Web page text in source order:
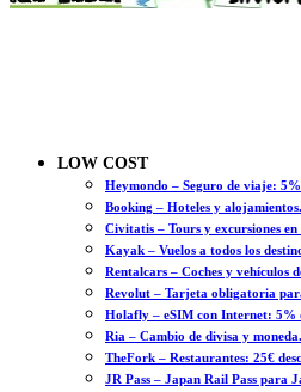
LOW COST
Heymondo – Seguro de viaje: 5%
Booking – Hoteles y alojamientos.
Civitatis – Tours y excursiones en
Kayak – Vuelos a todos los
Rentalcars – Coches y vehículos
Revolut – Tarjeta obligatoria
Holafly – eSIM con Internet: 5%
Ria – Cambio de divisa y moneda.
TheFork – Restaurantes: 25€
JR Pass – Japan Rail Pass para